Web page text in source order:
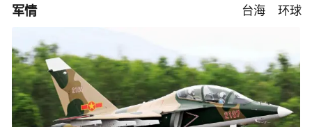
军情 台海 环球